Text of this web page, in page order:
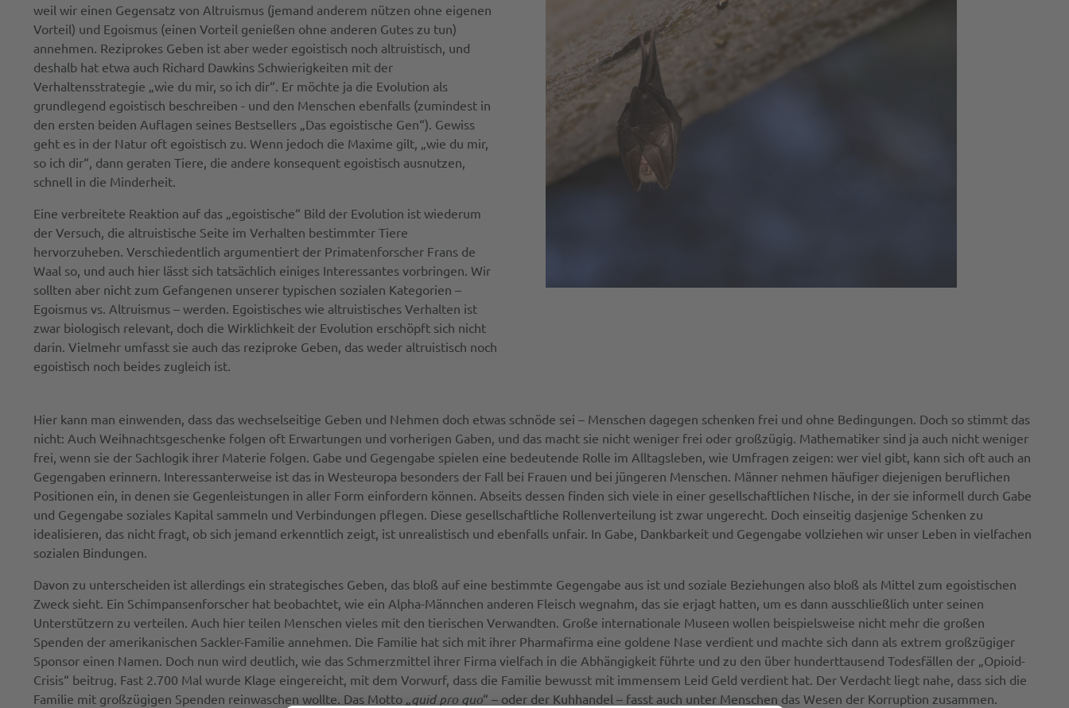
weil wir einen Gegensatz von Altruismus (jemand anderem nützen ohne eigenen
Vorteil) und Egoismus (einen Vorteil genießen ohne anderen Gutes zu tun)
annehmen. Reziprokes Geben ist aber weder egoistisch noch altruistisch, und
deshalb hat etwa auch Richard Dawkins Schwierigkeiten mit der
Verhaltensstrategie „wie du mir, so ich dir“. Er möchte ja die Evolution als
grundlegend egoistisch beschreiben - und den Menschen ebenfalls (zumindest in
den ersten beiden Auflagen seines Bestsellers „Das egoistische Gen“). Gewiss
geht es in der Natur oft egoistisch zu. Wenn jedoch die Maxime gilt, „wie du mir,
so ich dir“, dann geraten Tiere, die andere konsequent egoistisch ausnutzen,
schnell in die Minderheit.
Eine verbreitete Reaktion auf das „egoistische“ Bild der Evolution ist wiederum
der Versuch, die altruistische Seite im Verhalten bestimmter Tiere
hervorzuheben. Verschiedentlich argumentiert der Primatenforscher Frans de
Waal so, und auch hier lässt sich tatsächlich einiges Interessantes vorbringen. Wir
sollten aber nicht zum Gefangenen unserer typischen sozialen Kategorien –
Egoismus vs. Altruismus – werden. Egoistisches wie altruistisches Verhalten ist
zwar biologisch relevant, doch die Wirklichkeit der Evolution erschöpft sich nicht
darin. Vielmehr umfasst sie auch das reziproke Geben, das weder altruistisch noch
egoistisch noch beides zugleich ist.
Hier kann man einwenden, dass das wechselseitige Geben und Nehmen doch etwas schnöde sei – Menschen dagegen schenken frei und ohne Bedingungen. Doch so stimmt das
nicht: Auch Weihnachtsgeschenke folgen oft Erwartungen und vorherigen Gaben, und das macht sie nicht weniger frei oder großzügig. Mathematiker sind ja auch nicht weniger
frei, wenn sie der Sachlogik ihrer Materie folgen. Gabe und Gegengabe spielen eine bedeutende Rolle im Alltagsleben, wie Umfragen zeigen: wer viel gibt, kann sich oft auch an
Gegengaben erinnern. Interessanterweise ist das in Westeuropa besonders der Fall bei Frauen und bei jüngeren Menschen. Männer nehmen häufiger diejenigen beruflichen
Positionen ein, in denen sie Gegenleistungen in aller Form einfordern können. Abseits dessen finden sich viele in einer gesellschaftlichen Nische, in der sie informell durch Gabe
und Gegengabe soziales Kapital sammeln und Verbindungen pflegen. Diese gesellschaftliche Rollenverteilung ist zwar ungerecht. Doch einseitig dasjenige Schenken zu
idealisieren, das nicht fragt, ob sich jemand erkenntlich zeigt, ist unrealistisch und ebenfalls unfair. In Gabe, Dankbarkeit und Gegengabe vollziehen wir unser Leben in vielfachen
sozialen Bindungen.
Davon zu unterscheiden ist allerdings ein strategisches Geben, das bloß auf eine bestimmte Gegengabe aus ist und soziale Beziehungen also bloß als Mittel zum egoistischen
Zweck sieht. Ein Schimpansenforscher hat beobachtet, wie ein Alpha-Männchen anderen Fleisch wegnahm, das sie erjagt hatten, um es dann ausschließlich unter seinen
Unterstützern zu verteilen. Auch hier teilen Menschen vieles mit den tierischen Verwandten. Große internationale Museen wollen beispielsweise nicht mehr die großen
Spenden der amerikanischen Sackler-Familie annehmen. Die Familie hat sich mit ihrer Pharmafirma eine goldene Nase verdient und machte sich dann als extrem großzügiger
Sponsor einen Namen. Doch nun wird deutlich, wie das Schmerzmittel ihrer Firma vielfach in die Abhängigkeit führte und zu den über hunderttausend Todesfällen der „Opioid-
Crisis“ beitrug. Fast 2.700 Mal wurde Klage eingereicht, mit dem Vorwurf, dass die Familie bewusst mit immensem Leid Geld verdient hat. Der Verdacht liegt nahe, dass sich die
Familie mit großzügigen Spenden reinwaschen wollte. Das Motto „ quid pro quo“ – oder der Kuhhandel – fasst auch unter Menschen das Wesen der Korruption zusammen.